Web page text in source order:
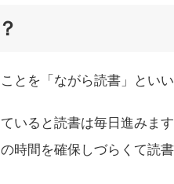
とを「ながら読書」といい
いると読書は毎日進みま
時間を確保しづらくて読